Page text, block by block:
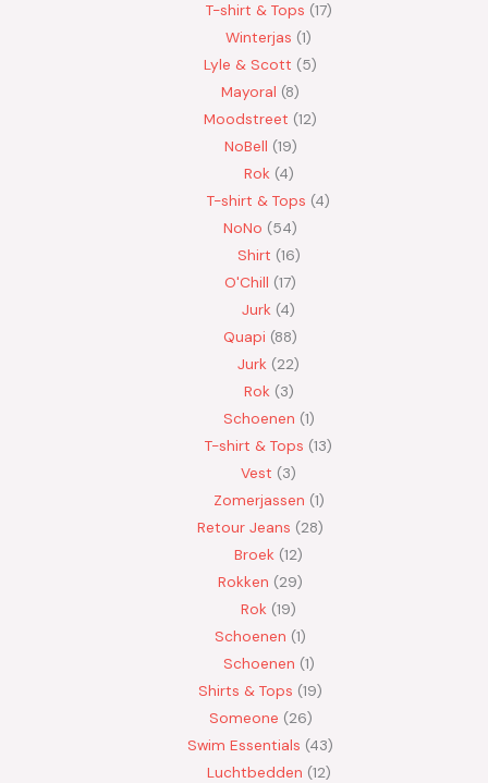
T-shirt & Tops 17
Winterjas 1
Lyle & Scott
5
Mayoral 8
Moodstreet 12
NoBell 19
Rok 4
T-shirt & Tops 4
NoNo
54
Shirt 16
O'Chill 17
Jurk 4
Quapi 88
Jurk 22
Rok 3
Schoenen 1
T-shirt & Tops 13
Vest
3
Zomerjassen 1
Retour Jeans
28
Broek 12
Rokken
29
Rok 19
Schoenen 1
Schoenen 1
Shirts & Tops 19
Someone 26
Swim Essentials 43
Luchtbedden 12